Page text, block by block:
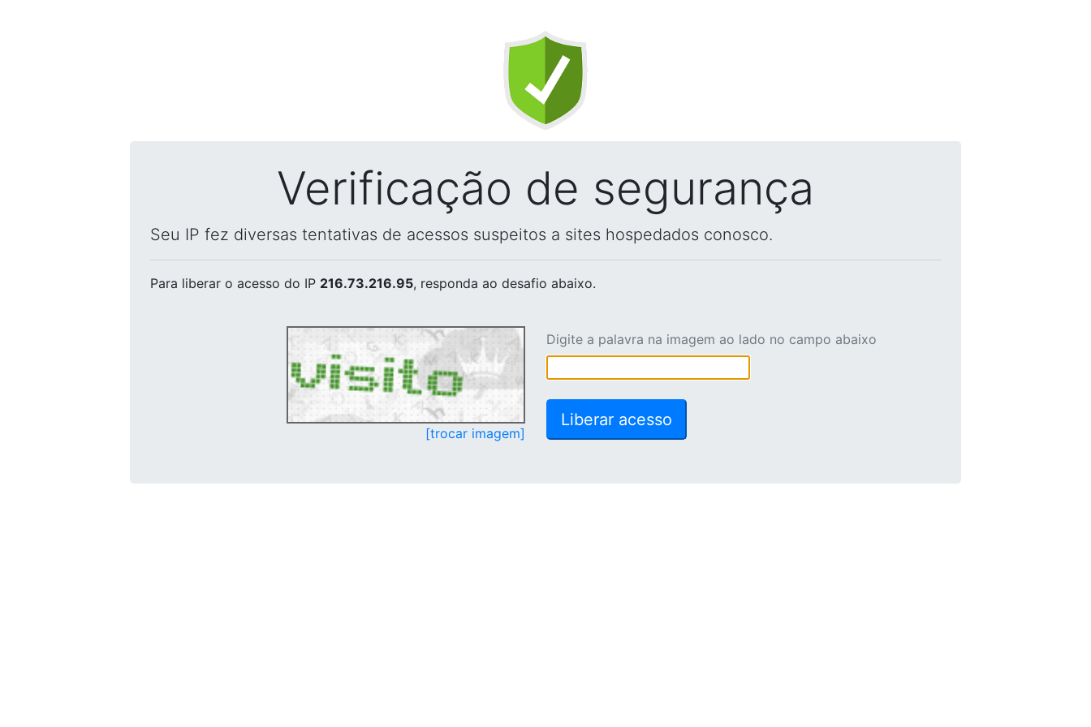
Verificação de segurança
Seu IP fez diversas tentativas de acessos suspeitos a sites hospedados conosco.
Para liberar o acesso do IP 216.73.216.95, responda ao desafio abaixo.
[trocar imagem]
Digite a palavra na imagem ao lado no campo abaixo